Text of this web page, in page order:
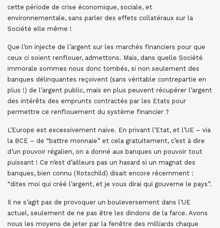
cette période de crise économique, sociale, et
environnementale, sans parler des effets collatéraux sur la
Société elle même !
Que l’on injecte de l’argent sur les marchés financiers pour que
ceux ci soient renflouer, admettons. Mais, dans quelle Société
immorale sommes nous donc tombés, si non seulement des
banques délinquantes reçoivent (sans véritable contrepartie en
plus !) de l’argent public, mais en plus peuvent récupérer l’argent
des intérêts des emprunts contractés par les Etats pour
permettre ce renflouement du système financier ?
L’Europe est excessivement naive. En privant l’Etat, et l’UE – via
la BCE – de “battre monnaie” et cela gratuitement, c’est à dire
d’un pouvoir régalien, on a donné aux banques un pouvoir tout
puissant ! Ce n’est d’ailleurs pas un hasard si un magnat des
banques, bien connu (Rotschild) disait encore récemment :
“dites moi qui créé l’argent, et je vous dirai qui gouverne le pays”.
Il ne s’agit pas de provoquer un bouleversement dans l’UE
actuel, seulement de ne pas être les dindons de la farce. Avons
nous les moyens de jeter par la fenêtre des milliards chaque